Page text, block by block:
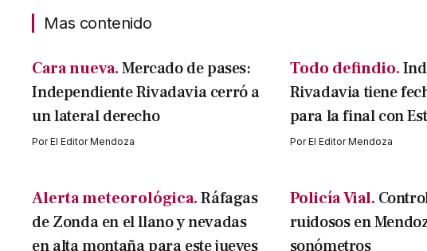
Mas contenido
Cara nueva. Mercado de pases:
Independiente Rivadavia cerró a
un lateral derecho
PorEl Editor Mendoza
Todo defindio.
Rivadavia tiene
para la final con
PorEl Editor Mendoza
Alerta meteorológica. Ráfagas
de Zonda en el llano y nevadas
en alta montaña para este jueves
Policía Vial.
ruidosos en
sonómetros